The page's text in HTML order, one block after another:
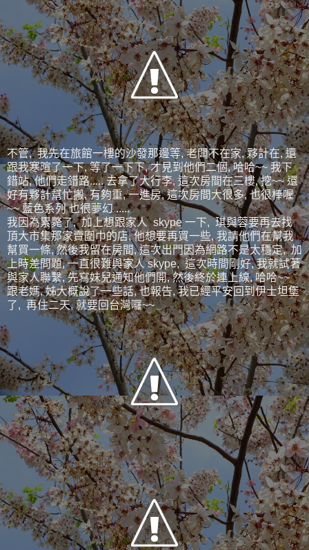
不管, 我先在旅館一樓的沙發那邊等, 老闆不在家, 夥計在, 還
跟我寒暄了一下, 等了一下下, 才見到他們二個, 哈哈~~ 我下
錯站, 他們走錯路..... 去拿了大行李, 這次房間在三樓, 挖~~ 還
好有夥計幫忙搬, 有夠重, 一進房, 這次房間大很多, 也很棒喔
~~ 藍色系列 也很夢幻 .....
我因為累斃了, 加上想跟家人 skype 一下, 琪與蓉要再去找
頂大市集那家賣圍巾的店, 他想要再買一些, 我請他們在幫我
幫買一條, 然後我留在房間, 這次出門因為網路不是太穩定, 加
上時差問題, 一直很難與家人 skype, 這次時間剛好, 我就試著
與家人聯繫, 先寫妹兒通知他們開, 然後終於連上線, 哈哈~~
跟老媽, 姊大概說了一些話, 也報告, 我已經平安回到伊士坦堡
了, 再住二天, 就要回台灣囉~~